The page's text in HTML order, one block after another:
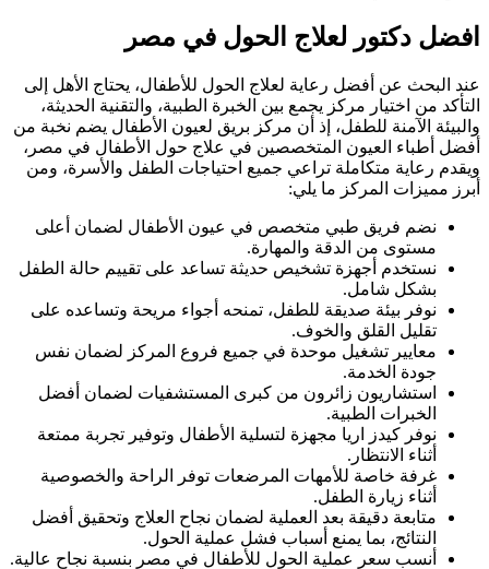
افضل دكتور لعلاج الحول في مصر
عند البحث عن أفضل رعاية لعلاج الحول للأطفال، يحتاج الأهل إلى
التأكد من اختيار مركز يجمع بين الخبرة الطبية، والتقنية الحديثة،
والبيئة الآمنة للطفل، إذ أن مركز بريق لعيون الأطفال يضم نخبة من
أفضل أطباء العيون المتخصصين في علاج حول الأطفال في مصر،
ويقدم رعاية متكاملة تراعي جميع احتياجات الطفل والأسرة، ومن
أبرز مميزات المركز ما يلي:
نضم فريق طبي متخصص في عيون الأطفال لضمان أعلى
مستوى من الدقة والمهارة.
نستخدم أجهزة تشخيص حديثة تساعد على تقييم حالة الطفل
بشكل شامل.
نوفر بيئة صديقة للطفل، تمنحه أجواء مريحة وتساعده على
تقليل القلق والخوف.
معايير تشغيل موحدة في جميع فروع المركز لضمان نفس
جودة الخدمة.
استشاريون زائرون من كبرى المستشفيات لضمان أفضل
الخبرات الطبية.
نوفر كيدز اريا مجهزة لتسلية الأطفال وتوفير تجربة ممتعة
أثناء الانتظار.
غرفة خاصة للأمهات المرضعات توفر الراحة والخصوصية
أثناء زيارة الطفل.
متابعة دقيقة بعد العملية لضمان نجاح العلاج وتحقيق أفضل
النتائج، بما يمنع أسباب فشل عملية الحول.
أنسب سعر عملية الحول للأطفال في مصر بنسبة نجاح عالية.